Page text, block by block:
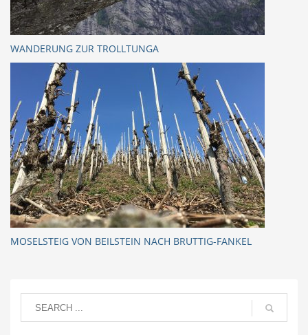
WANDERUNG ZUR TROLLTUNGA
MOSELSTEIG VON BEILSTEIN NACH BRUTTIG-FANKEL